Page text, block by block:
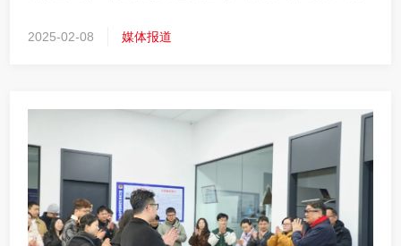
单，离不开全体贝发人的辛勤付出和不懈努力，更离不开广大
客户和合作伙伴的信任与支持。
2025-02-08 媒体报道